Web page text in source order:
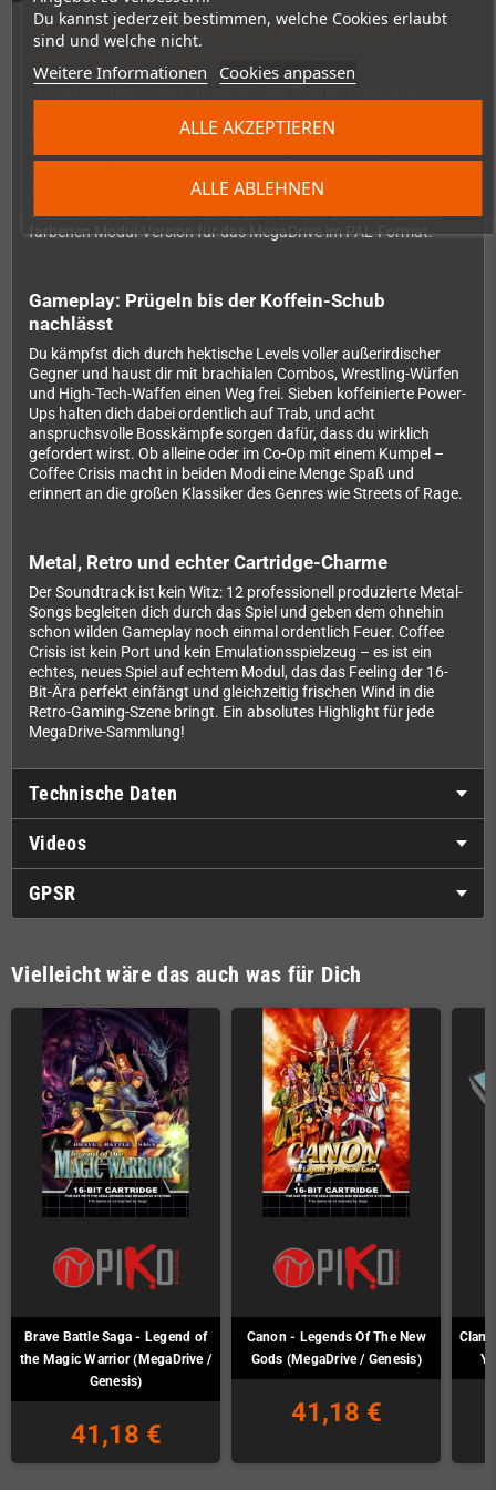
Du kannst jederzeit bestimmen, welche Cookies erlaubt
sind und welche nicht.
Weitere Informationen Cookies anpassen
ALLE ABLEHNEN
ALLE AKZEPTIEREN
Rette Kaffee, Metal und Katzenvideos –
oder die Erde ist verloren!
abgesehen: Kaffee, Heavy Metal, Katzenvideos und kostenloses
WLAN. Klingt absurd? Genau das macht Coffee Crisis von
Arcade-Beat-'em-up wurde original für das Sega Genesis
entwickelt und erscheint hier in einer wunderschönen eisblau-
farbenen Modul-Version für das MegaDrive im PAL-Format.
Gameplay: Prügeln bis der Koffein-Schub
nachlässt
Du kämpfst dich durch hektische Levels voller außerirdischer
Gegner und haust dir mit brachialen Combos, Wrestling-Würfen
und High-Tech-Waffen einen Weg frei. Sieben koffeinierte Power-
Ups halten dich dabei ordentlich auf Trab, und acht
anspruchsvolle Bosskämpfe sorgen dafür, dass du wirklich
gefordert wirst. Ob alleine oder im Co-Op mit einem Kumpel –
Coffee Crisis macht in beiden Modi eine Menge Spaß und
erinnert an die großen Klassiker des Genres wie Streets of Rage.
Metal, Retro und echter Cartridge-Charme
Der Soundtrack ist kein Witz: 12 professionell produzierte Metal-
Songs begleiten dich durch das Spiel und geben dem ohnehin
schon wilden Gameplay noch einmal ordentlich Feuer. Coffee
Crisis ist kein Port und kein Emulationsspielzeug – es ist ein
echtes, neues Spiel auf echtem Modul, das das Feeling der 16-
Bit-Ära perfekt einfängt und gleichzeitig frischen Wind in die
Retro-Gaming-Szene bringt. Ein absolutes Highlight für jede
MegaDrive-Sammlung!
Technische Daten
Videos
GPSR
Vielleicht wäre das auch was für Dich
Brave Battle Saga - Legend of
the Magic Warrior (MegaDrive /
Genesis)
41,18 €
Canon - Legends Of The New
Gods (MegaDrive / Genesis)
41,18 €
Clan